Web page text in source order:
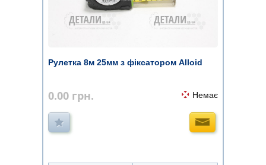
Рулетка 8м 25мм з фіксатором Alloid
0.00 грн. Немає